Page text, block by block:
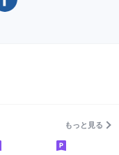
もっと見る